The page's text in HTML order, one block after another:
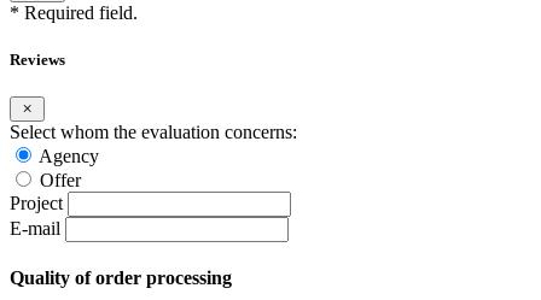
* Required field.
Reviews
Select whom the evaluation concerns:
Agency
Offer
Project
E-mail
Quality of order processing